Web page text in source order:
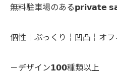
無料駐車場のある𝗽𝗿𝗶𝘃𝗮𝘁𝗲
個性￤ぷっくり￤凹凸￤オ
－デザイン𝟭𝟬𝟬種類以上